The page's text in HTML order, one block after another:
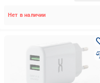
Нет в наличии